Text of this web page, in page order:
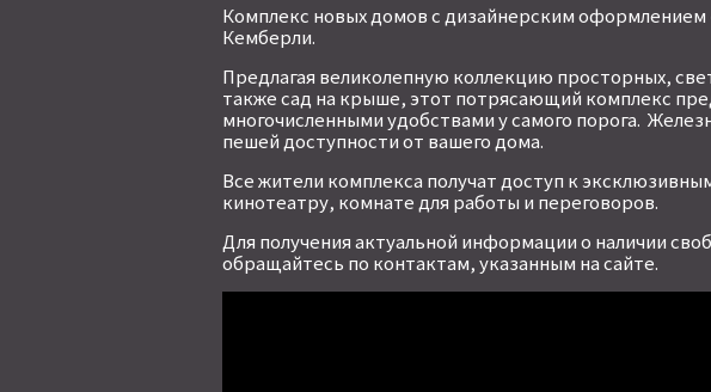
Комплекс новых домов с дизайнерским
Кемберли.
Предлагая великолепную коллекцию просторных,
также сад на крыше, этот потрясающий комплекс
многочисленными удобствами у самого порога.
пешей доступности от вашего дома.
Все жители комплекса получат доступ к
кинотеатру, комнате для работы и переговоров.
Для получения актуальной информации о наличии
обращайтесь по контактам, указанным на сайте.